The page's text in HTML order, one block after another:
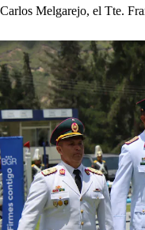
Carlos Melgarejo, el Tte.